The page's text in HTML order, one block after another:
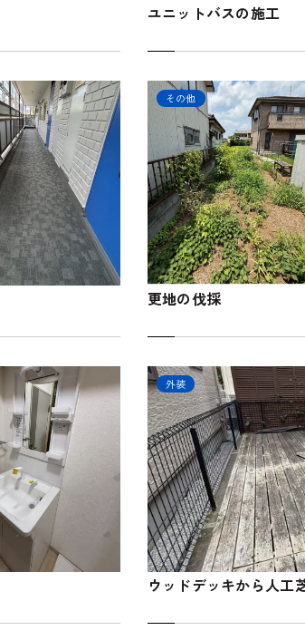
ユニットバスの施工
その他
更地の伐採
外装
ウッドデッキから人工